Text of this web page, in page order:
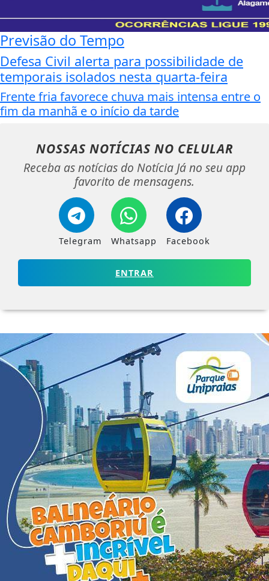
Previsão do Tempo
Defesa Civil alerta para possibilidade de
temporais isolados nesta quarta-feira
Frente fria favorece chuva mais intensa entre o
fim da manhã e o início da tarde
NOSSAS NOTÍCIAS NO CELULAR
Receba as notícias do Notícia Já no seu app
favorito de mensagens.
Telegram Whatsapp Facebook
ENTRAR